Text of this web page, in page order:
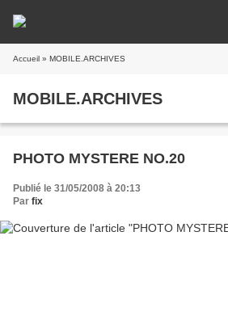
Accueil » MOBILE.ARCHIVES
MOBILE.ARCHIVES
PHOTO MYSTERE NO.20
Publié le 31/05/2008 à 20:13
Par fix